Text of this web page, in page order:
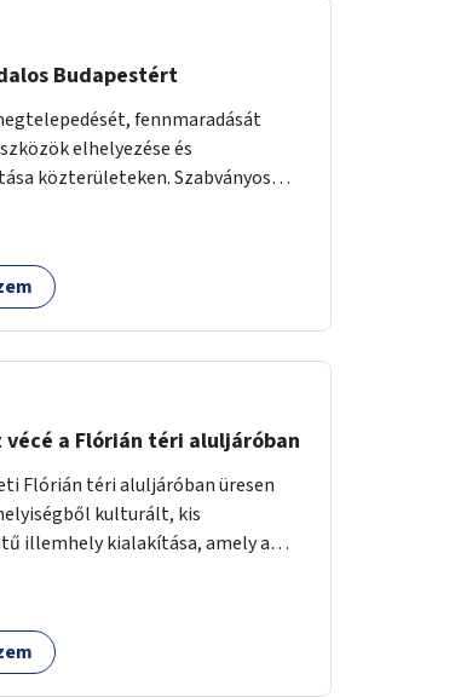
Budapestért
fennmaradását
elhelyezése és
közterületeken. Szabványos
a Flórián téri aluljáróban
Flórián téri aluljáróban üresen
kulturált, kis
illemhely kialakítása, amely a